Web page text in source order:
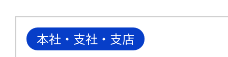
本社・支社・支店